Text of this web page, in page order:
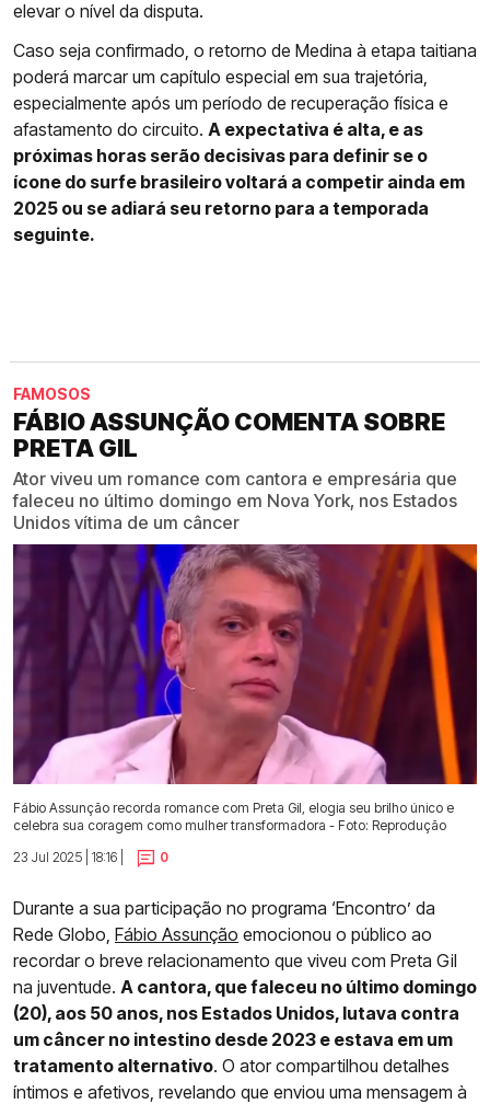
elevar o nível da disputa.
Caso seja confirmado, o retorno de Medina à etapa taitiana
poderá marcar um capítulo especial em sua trajetória,
especialmente após um período de recuperação física e
afastamento do circuito. A expectativa é alta, e as
próximas horas serão decisivas para definir se o
ícone do surfe brasileiro voltará a competir ainda em
2025 ou se adiará seu retorno para a temporada
seguinte.
FAMOSOS
FÁBIO ASSUNÇÃO COMENTA SOBRE
PRETA GIL
Ator viveu um romance com cantora e empresária que
faleceu no último domingo em Nova York, nos Estados
Unidos vítima de um câncer
Fábio Assunção recorda romance com Preta Gil, elogia seu brilho único e
celebra sua coragem como mulher transformadora - Foto: Reprodução
23 Jul 2025 | 18:16 |
0
Durante a sua participação no programa ‘Encontro’ da
Rede Globo, Fábio Assunção emocionou o público ao
recordar o breve relacionamento que viveu com Preta Gil
na juventude. A cantora, que faleceu no último domingo
(20), aos 50 anos, nos Estados Unidos, lutava contra
um câncer no intestino desde 2023 e estava em um
tratamento alternativo. O ator compartilhou detalhes
íntimos e afetivos, revelando que enviou uma mensagem à